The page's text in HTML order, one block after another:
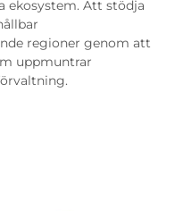
ekosystem. Att stödja
regioner genom att
uppmuntrar